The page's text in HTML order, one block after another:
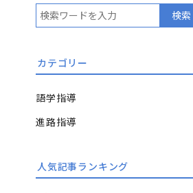
検索
カテゴリー
語学指導
進路指導
人気記事ランキング